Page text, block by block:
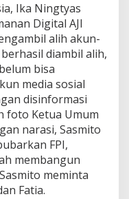
Ika Ningtyas
Digital AJI
alih akun-
diambil alih,
bisa
media sosial
disinformasi
foto Ketua Umum
narasi, Sasmito
FPI,
membangun
meminta
Fatia.